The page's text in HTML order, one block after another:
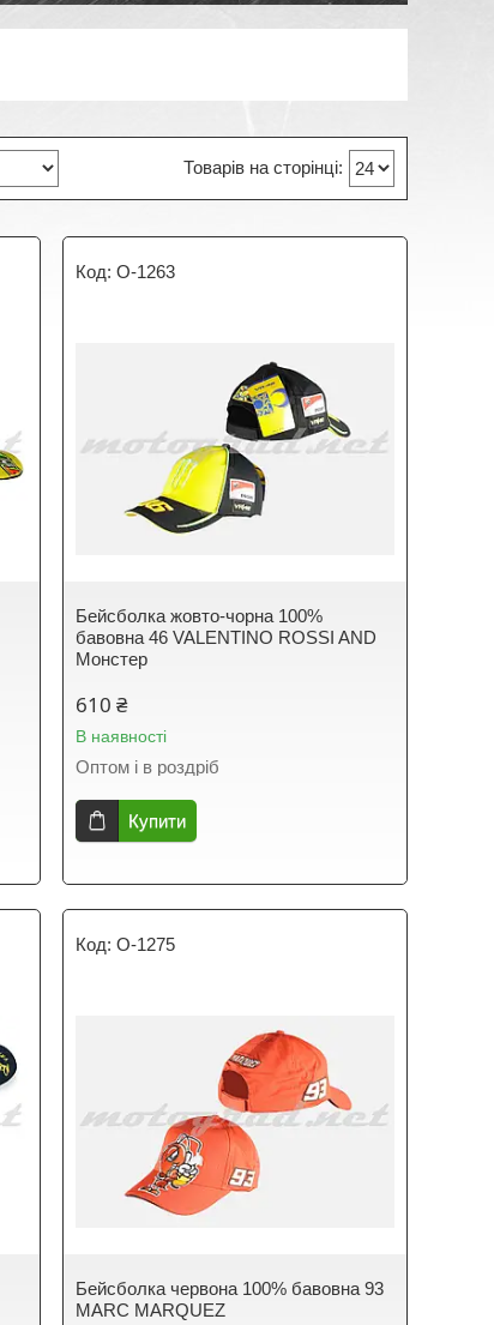
O-1263
Бейсболка жовто-чорна 100%
бавовна 46 VALENTINO ROSSI AND
Монстер
610 ₴
В наявності
Оптом і в роздріб
Купити
O-1275
Бейсболка червона 100% бавовна 93
MARC MARQUEZ